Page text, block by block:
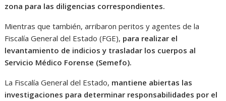
zona para las diligencias correspondientes.
Mientras que también, arribaron peritos y agentes de la
Fiscalía General del Estado (FGE), para realizar el
levantamiento de indicios y trasladar los cuerpos al
Servicio Médico Forense (Semefo).
La Fiscalía General del Estado, mantiene abiertas las
investigaciones para determinar responsabilidades por el